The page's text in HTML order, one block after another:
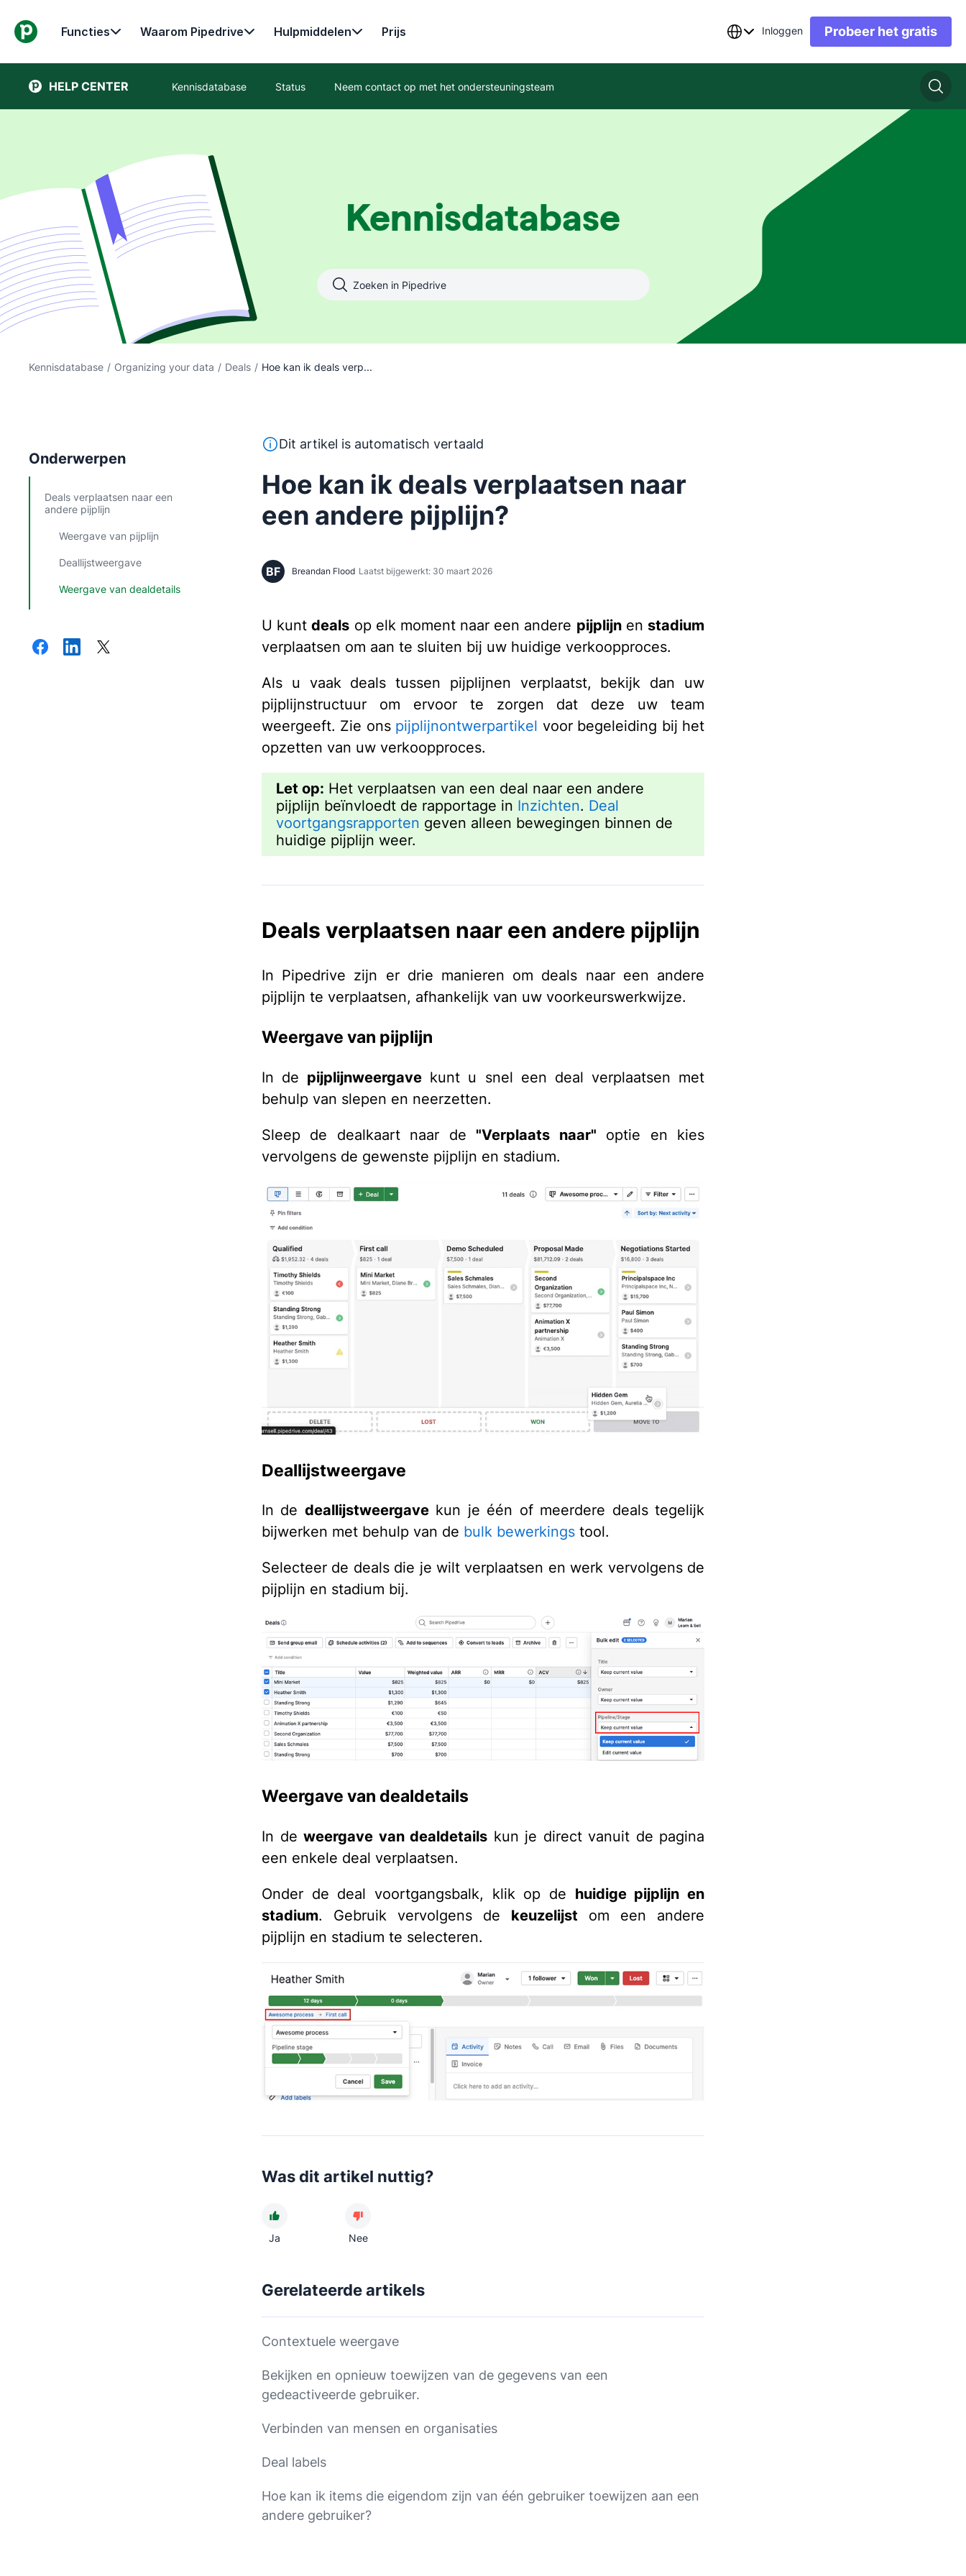
Functies Waarom Pipedrive Hulpmiddelen Prijs Inloggen Probeer het gratis
HELP CENTER Kennisdatabase Status Neem contact op met het ondersteuningsteam
Kennisdatabase
Kennisdatabase / Organizing your data / Deals / Hoe kan ik deals verp...
Onderwerpen
Deals verplaatsen naar een
andere pijplijn
Weergave van pijplijn
Deallijstweergave
Weergave van dealdetails
Deze tekst is automatisch vertaald uit het Engels, zonder inbreng van een persoon. De tekst kan onnauwkeurigheden of
Dit artikel is automatisch vertaald
Hoe kan ik deals verplaatsen naar
een andere pijplijn?
BF Breandan Flood Laatst bijgewerkt: 30 maart 2026
U kuntdeals op elk moment naar een andere pijplijnenstadium
verplaatsen om aan te sluiten bij uw huidige verkoopproces.
Als u vaak deals tussen pijplijnen verplaatst, bekijk dan uw
pijplijnstructuur om ervoor te zorgen dat deze uw team
weergeeft. Zie ons pijplijnontwerpartikel voor begeleiding bij het
opzetten van uw verkoopproces.
Let op: Het verplaatsen van een deal naar een andere
pijplijn beïnvloedt de rapportage in Inzichten. Deal
voortgangsrapporten geven alleen bewegingen binnen de
huidige pijplijn weer.
Deals verplaatsen naar een andere pijplijn
In Pipedrive zijn er drie manieren om deals naar een andere
pijplijn te verplaatsen, afhankelijk van uw voorkeurswerkwijze.
Weergave van pijplijn
In de pijplijnweergave kunt u snel een deal verplaatsen met
behulp van slepen en neerzetten.
Sleep de dealkaart naar de "Verplaats naar" optie en kies
vervolgens de gewenste pijplijn en stadium.
Deallijstweergave
In de deallijstweergavekun je één of meerdere deals tegelijk
bijwerken met behulp van de bulk bewerkings tool.
Selecteer de deals die je wilt verplaatsen en werk vervolgens de
pijplijn en stadium bij.
Weergave van dealdetails
In de weergave van dealdetails kun je direct vanuit de pagina
een enkele deal verplaatsen.
Onder de deal voortgangsbalk, klik op de huidige pijplijn en
stadium. Gebruik vervolgens de keuzelijst om een andere
pijplijn en stadium te selecteren.
Was dit artikel nuttig?
Ja Nee
Gerelateerde artikels
Contextuele weergave
Bekijken en opnieuw toewijzen van de gegevens van een
gedeactiveerde gebruiker.
Verbinden van mensen en organisaties
Deal labels
Hoe kan ik items die eigendom zijn van één gebruiker toewijzen aan een
andere gebruiker?